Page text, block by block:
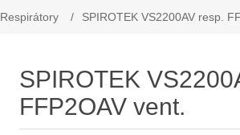
Respirátory / SPIROTEK VS2200AV resp.
SPIROTEK
FFP2OAV vent.